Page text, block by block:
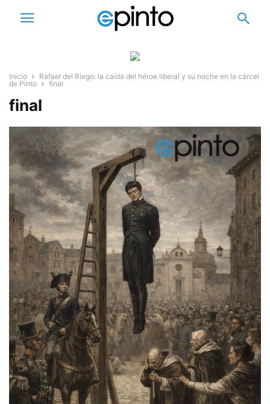
Inicio
Rafael del Riego: la caída del héroe liberal y su noche en la cárcel
de Pinto
final
final